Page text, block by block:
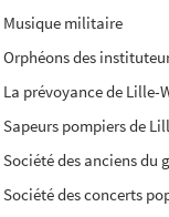
Musique militaire
Orphéons des
prévoyance de Lille-
pompiers de
des anciens du
des concerts